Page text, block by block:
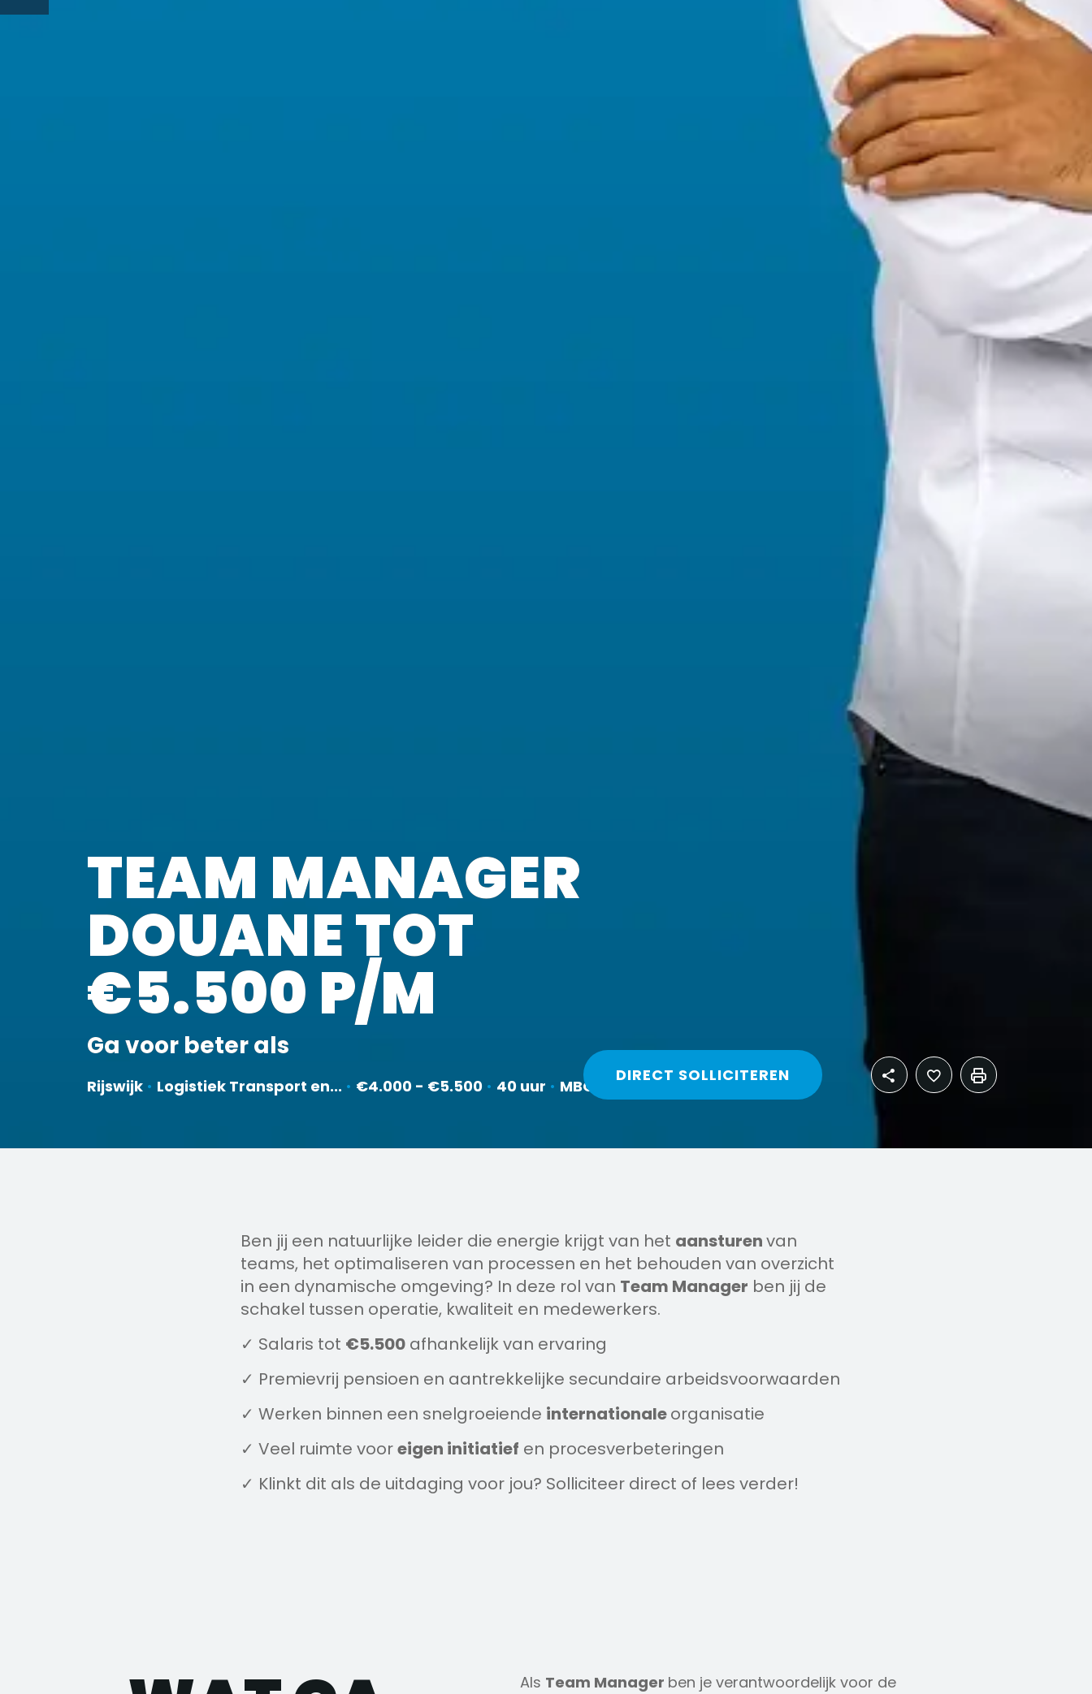
Ga voor beter als
TEAM MANAGER
DOUANE TOT
€5.500 P/M
Rijswijk • Logistiek Transport en... • €4.000 - €5.500 • 40 uur • MBO
DIRECT SOLLICITEREN
Ben jij een natuurlijke leider die energie krijgt van het aansturenvan
teams, het optimaliseren van processen en het behouden van overzicht
in een dynamische omgeving? In deze rol van Team Manager ben jij de
schakel tussen operatie, kwaliteit en medewerkers.
✓ Salaris tot €5.500afhankelijk van ervaring
✓ Premievrij pensioen en aantrekkelijke secundaire arbeidsvoorwaarden
✓ Werken binnen een snelgroeiende internationaleorganisatie
✓ Veel ruimte vooreigen initiatief en procesverbeteringen
✓ Klinkt dit als de uitdaging voor jou? Solliciteer direct of lees verder!
Als Team Manager ben je verantwoordelijk voor de